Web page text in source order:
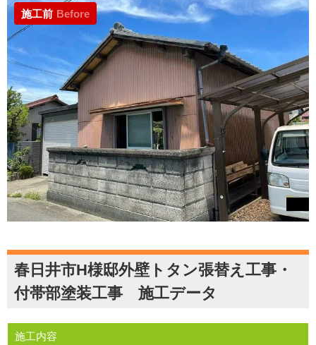
施工前 Before
春日井市H様邸外壁トタン張替え工事・
付帯部塗装工事 施工データ
施工内容